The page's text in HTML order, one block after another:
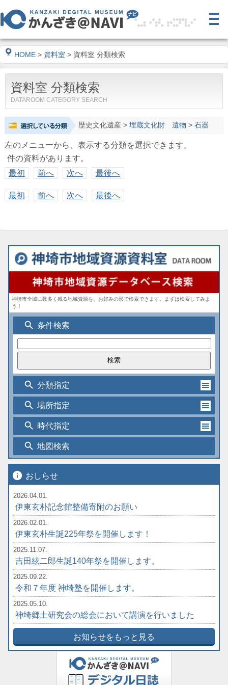
HOME > 資料室 > 資料室 分類検索
資料室 分類検索
DATAROOM CATEGORY SEARCH
歴史文化遺産> 埋蔵文化財 遺物 > 石器
左のメニューから、表示する分類を選択できます。
件の資料があります。
最初
前へ 次へ 最後へ
最初 前へ 次へ 最後へ
神埼市全域に数多く残る地域資源を、お好みの形で検索できます。まずは検索してみよ
う！
search 条件検索
search 分類指定
search 場所指定
search 時代指定
search 地図検索
info おしらせ
2026.04.01.
伊東玄朴記念館整備寄附のお願い
2026.02.01.
伊東玄朴生誕225年祭を開催します！
2025.11.07.
吉田絃二郎生誕140年祭を開催します。
2025.09.22.
令和７年度 神埼塾を開催します。
2025.05.10.
神埼郷土研究会の総会において講演を行いました
お知らせをもっと見る